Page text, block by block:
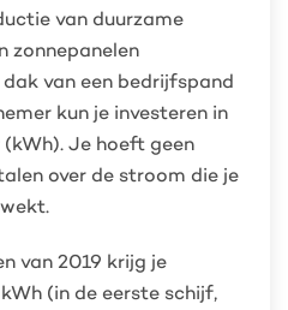
van duurzame
zonnepanelen
van een bedrijfspand
kun je investeren in
Je hoeft geen
over de stroom die je
van 2019 krijg je
(in de eerste schijf,